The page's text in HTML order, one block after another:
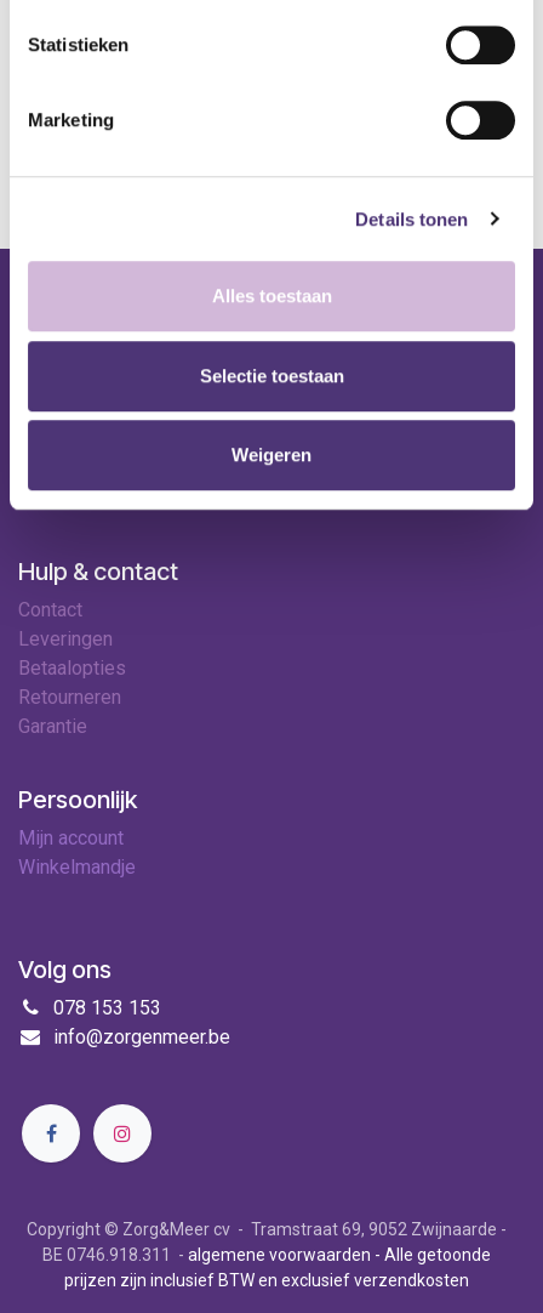
Statistieken
Marketing
Details tonen
Alles toestaan
Selectie toestaan
Weigeren
*Bij grote aankopen, gelieve de klantendienst te contacteren. Hier
Shop
Onze specialisten
Contact
Hulp & contact
Contact
Leveringen
Betaalopties
Retourneren
Garantie
Persoonlijk
Mijn account
Winkelmandje
Volg ons
078 153 153
info@zorgenmeer.be
Copyright © Zorg&Meer cv - Tramstraat 69, 9052 Zwijnaarde -
BE 0746.918.311 - algemene voorwaarden - Alle getoonde
prijzen zijn inclusief BTW en exclusief verzendkosten